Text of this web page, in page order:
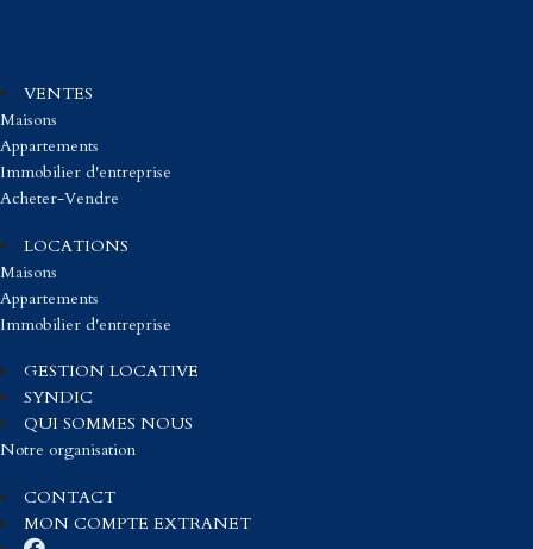
VENTES
Maisons
Appartements
Immobilier d'entreprise
Acheter-Vendre
LOCATIONS
Maisons
Appartements
Immobilier d'entreprise
GESTION LOCATIVE
SYNDIC
QUI SOMMES NOUS
Notre organisation
CONTACT
MON COMPTE EXTRANET